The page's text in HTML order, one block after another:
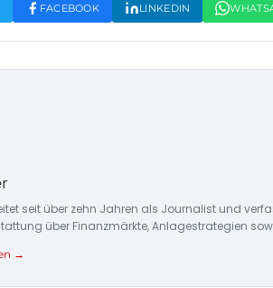
FACEBOOK LINKEDIN
seit über zehn Jahren als Journalist und
über Finanzmärkte, Anlagestrategien
→